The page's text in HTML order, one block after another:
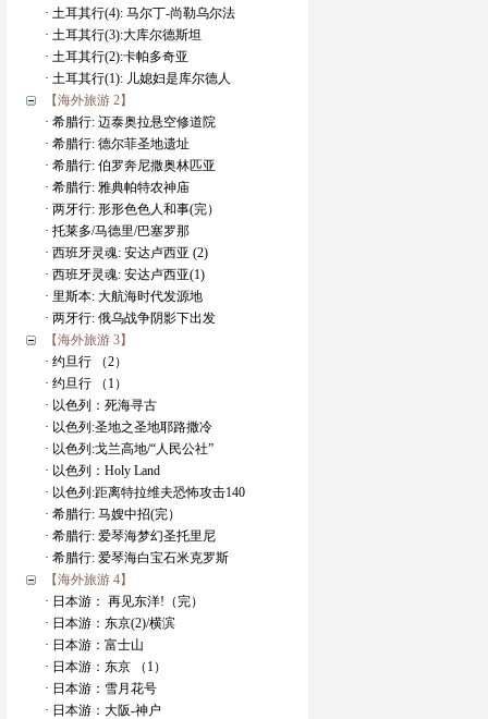
· 土耳其行(4): 马尔丁-尚勒乌尔法
· 土耳其行(3):大库尔德斯坦
· 土耳其行(2):卡帕多奇亚
· 土耳其行(1): 儿媳妇是库尔德人
【海外旅游 2】
· 希腊行: 迈泰奥拉悬空修道院
· 希腊行: 德尔菲圣地遗址
· 希腊行: 伯罗奔尼撒奥林匹亚
· 希腊行: 雅典帕特农神庙
· 两牙行: 形形色色人和事(完）
· 托莱多/马德里/巴塞罗那
· 西班牙灵魂: 安达卢西亚 (2)
· 西班牙灵魂: 安达卢西亚(1)
· 里斯本: 大航海时代发源地
· 两牙行: 俄乌战争阴影下出发
【海外旅游 3】
· 约旦行 （2）
· 约旦行 （1）
· 以色列：死海寻古
· 以色列:圣地之圣地耶路撒冷
· 以色列:戈兰高地/“人民公社”
· 以色列：Holy Land
· 以色列:距离特拉维夫恐怖攻击140
· 希腊行: 马嫂中招(完）
· 希腊行: 爱琴海梦幻圣托里尼
· 希腊行: 爱琴海白宝石米克罗斯
【海外旅游 4】
· 日本游： 再见东洋!（完）
· 日本游：东京(2)/横滨
· 日本游：富士山
· 日本游：东京 （1）
· 日本游：雪月花号
· 日本游：大阪-神户